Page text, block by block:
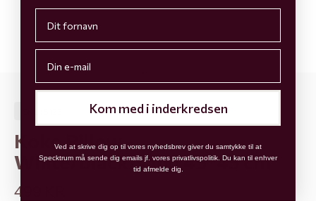
Go to item 1
Go to item 2
Go to item 3
Go to item 4
Koko Pillow -
White/black/sand 45*45 cm
Sale price
499 KR
Kom med i inderkredsen
Ved at skrive dig op til vores nyhedsbrev giver du samtykke til at
Specktrum må sende dig emails jf. vores privatlivspolitik. Du kan til enhver
tid afmelde dig.